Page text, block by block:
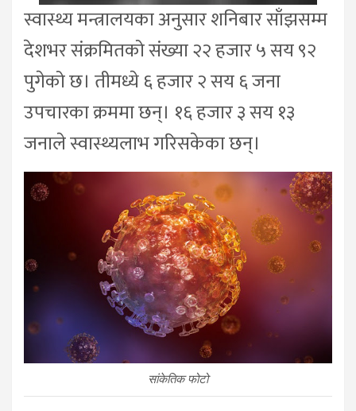
स्वास्थ्य मन्त्रालयका अनुसार शनिबार साँझसम्म
देशभर संक्रमितको संख्या २२ हजार ५ सय ९२
पुगेको छ। तीमध्ये ६ हजार २ सय ६ जना
उपचारका क्रममा छन्। १६ हजार ३ सय १३
जनाले स्वास्थ्यलाभ गरिसकेका छन्।
सांकेतिक फोटो